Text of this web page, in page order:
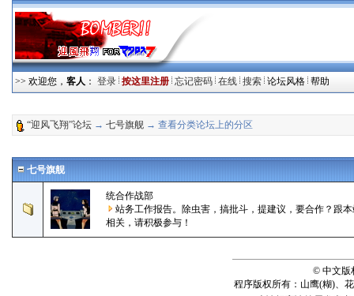
>> 欢迎您， 客人 ： 登录 按这里注册 忘记密码 在线 搜索 论坛风格 帮助
“迎风飞翔”论坛 → 七号旗舰 → 查看分类论坛上的分区
七号旗舰
统合作战部
站务工作报告。除虫害，搞批斗，提建议，要合作？跟
相关，请积极参与！
© 中文版
程序版权所有：山鹰(糊)、